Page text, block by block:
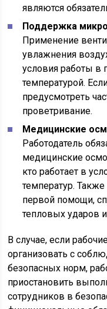
являются
Поддержка
Применение
увлажнения
условия работы в
температурой.
предусмотреть
проветривание.
Медицинские
Работодатель
медицинские
кто работает в
температур.
первой помощи,
тепловых ударов
В случае, если
организовать с
безопасных норм,
приостановить
сотрудников в